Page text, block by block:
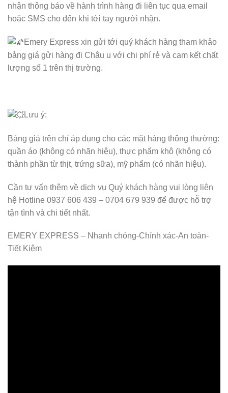
nhận thông báo về hành trình hàng đi liên tục qua email
hoặc SMS cho đến khi tới tay người nhận.
Emery Express xin gửi tới quý khách hàng tham khảo
bảng giá gửi hàng đi Châu u với chi phí rẻ và cam kết chất
lượng số 1 trên thị trường.
Lưu ý:
Bảng giá trên chỉ áp dụng cho các mặt hàng thông thường:
quần áo (không có nhãn hiệu), thực phẩm khô (không có
thành phần từ thịt, trứng sữa), mỹ phẩm (có nhãn hiệu).
Cần tư vấn thêm về dịch vụ Quý khách hàng vui lòng liên
hệ Hotline 0937 606 439 – 0704 679 939 để được hỗ trợ
tận tình và chi tiết nhất.
EMERY EXPRESS – Nhanh chóng-Chính xác-An toàn-
Tiết Kiệm